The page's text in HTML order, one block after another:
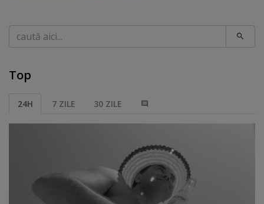
Caută
Top
24H 7 ZILE 30 ZILE